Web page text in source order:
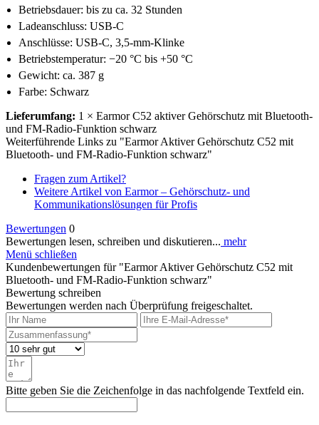
Betriebsdauer: bis zu ca. 32 Stunden
Ladeanschluss: USB-C
Anschlüsse: USB-C, 3,5-mm-Klinke
Betriebstemperatur: −20 °C bis +50 °C
Gewicht: ca. 387 g
Farbe: Schwarz
Lieferumfang: 1 × Earmor C52 aktiver Gehörschutz mit Bluetooth-
und FM-Radio-Funktion schwarz
Weiterführende Links zu "Earmor Aktiver Gehörschutz C52 mit
Bluetooth- und FM-Radio-Funktion schwarz"
Fragen zum Artikel?
Weitere Artikel von Earmor – Gehörschutz- und
Kommunikationslösungen für Profis
Bewertungen 0
Bewertungen lesen, schreiben und diskutieren... mehr
Menü schließen
Kundenbewertungen für "Earmor Aktiver Gehörschutz C52 mit
Bluetooth- und FM-Radio-Funktion schwarz"
Bewertung schreiben
Bewertungen werden nach Überprüfung freigeschaltet.
Bitte geben Sie die Zeichenfolge in das nachfolgende Textfeld ein.